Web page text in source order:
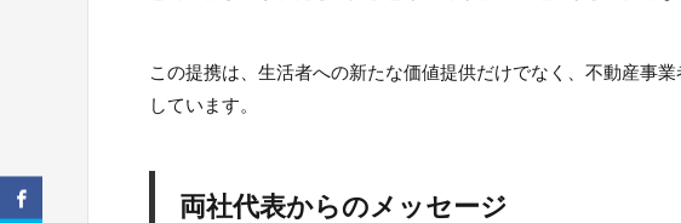
この提携は、生活者への新たな価値提供だけでなく、不動産事
しています。
両社代表からのメッセージ